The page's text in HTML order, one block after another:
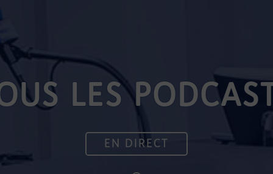
LES
EN DIRECT